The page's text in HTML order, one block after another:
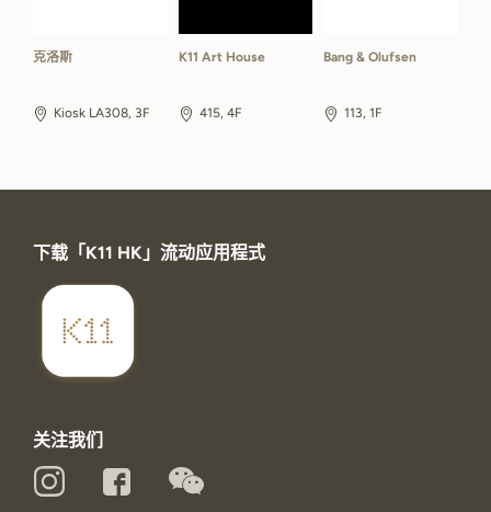
克洛斯
Kiosk LA308, 3F
K11 Art House
415, 4F
Bang & Olufsen
113, 1F
下载「K11 HK」流动应用程式
关注我们